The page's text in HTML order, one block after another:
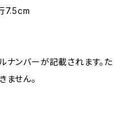
7.5cm
ナンバーが記載されます。た
ません。